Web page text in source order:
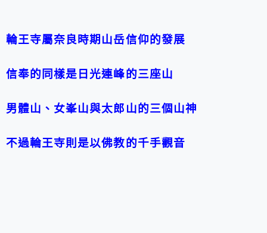
輪王寺屬奈良時期山岳信仰的發展
信奉的同樣是日光連峰的三座山
男體山、女峯山與太郎山的三個山神
不過輪王寺則是以佛教的千手觀音